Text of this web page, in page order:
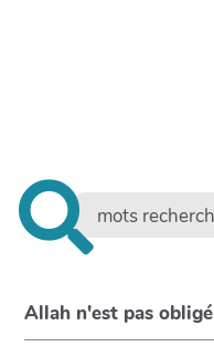
Allah n'est pas obligé